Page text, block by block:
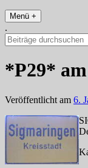
Menü +
.
Suchen
nach:
*P29*
Veröffentlicht am 6.